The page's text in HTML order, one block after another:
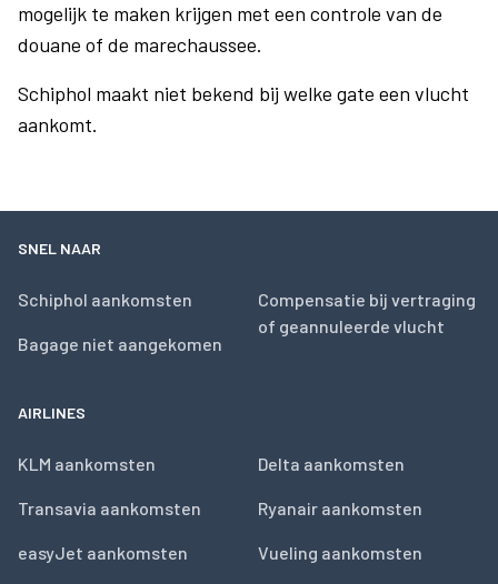
mogelijk te maken krijgen met een controle van de
douane of de marechaussee.
Schiphol maakt niet bekend bij welke gate een vlucht
aankomt.
SNEL NAAR
Schiphol aankomsten
Bagage niet aangekomen
Compensatie bij vertraging
of geannuleerde vlucht
AIRLINES
KLM aankomsten
Transavia aankomsten
easyJet aankomsten
Delta aankomsten
Ryanair aankomsten
Vueling aankomsten